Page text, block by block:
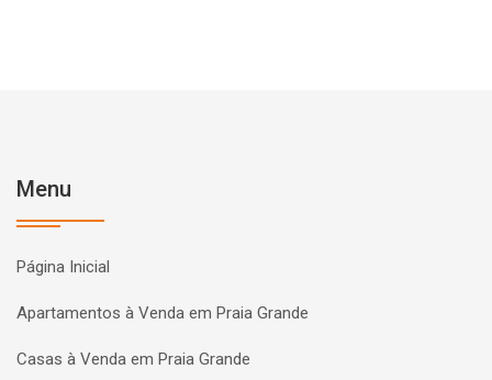
Menu
Página Inicial
Apartamentos à Venda em Praia Grande
Casas à Venda em Praia Grande